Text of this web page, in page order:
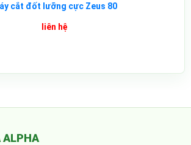
cắt đốt lưỡng cực Zeus 80
liên hệ
ALPHA